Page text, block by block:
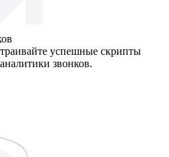
успешные скрипты
звонков.